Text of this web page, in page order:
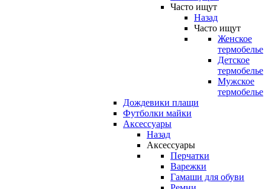
Часто ищут
Назад
Часто ищут
Женское
термобелье
Детское
термобелье
Мужское
термобелье
Дождевики плащи
Футболки майки
Аксессуары
Назад
Аксессуары
Перчатки
Варежки
Гамаши для обуви